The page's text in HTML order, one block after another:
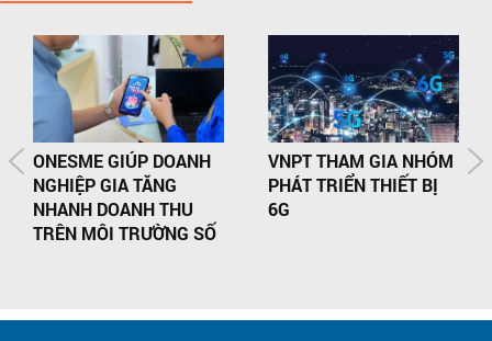
ONESME GIÚP DOANH
NGHIỆP GIA TĂNG
NHANH DOANH THU
TRÊN MÔI TRƯỜNG SỐ
VNPT THAM GIA NHÓM
PHÁT TRIỂN THIẾT BỊ
6G